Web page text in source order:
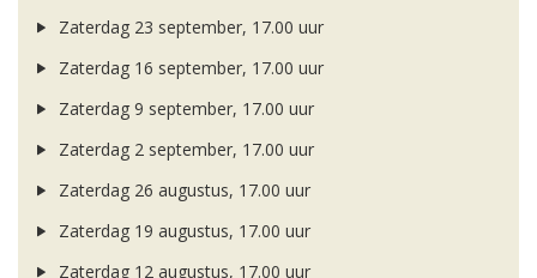
Zaterdag 23 september, 17.00 uur
Zaterdag 16 september, 17.00 uur
Zaterdag 9 september, 17.00 uur
Zaterdag 2 september, 17.00 uur
Zaterdag 26 augustus, 17.00 uur
Zaterdag 19 augustus, 17.00 uur
Zaterdag 12 augustus, 17.00 uur